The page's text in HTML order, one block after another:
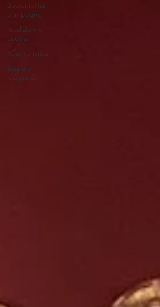
Sostenibilità
e impegno
Tradizioni e
cucina
Rete turistica
Storia e
leggende